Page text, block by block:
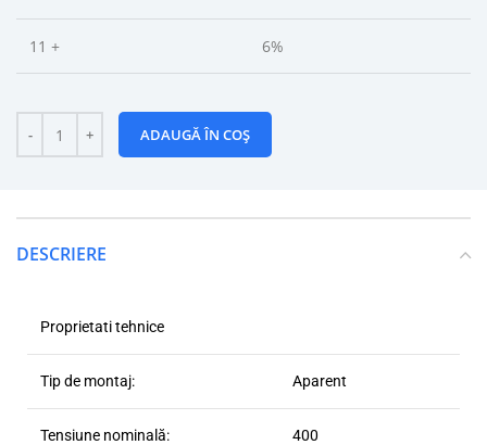
11 + 6%
ADAUGĂ ÎN COȘ
DESCRIERE
Proprietati tehnice
Tip de montaj: Aparent
Tensiune nominală: 400